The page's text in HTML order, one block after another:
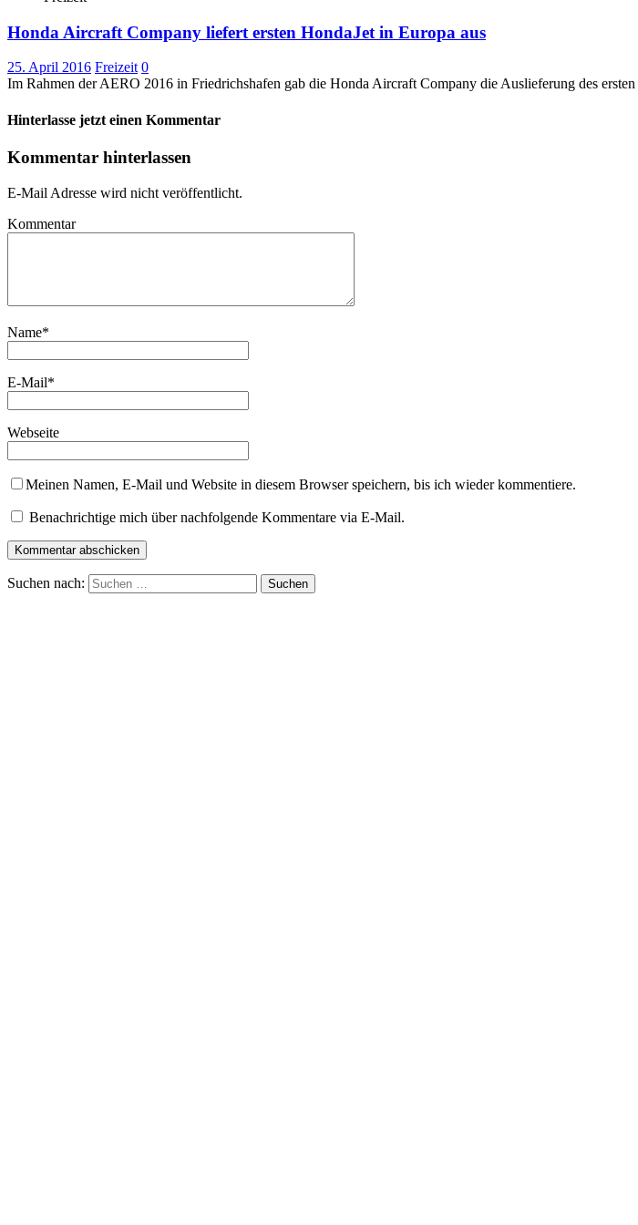
Honda Aircraft Company liefert ersten HondaJet in Europa aus
25. April 2016 Freizeit 0
Im Rahmen der AERO 2016 in Friedrichshafen gab die Honda Aircraft Company die Auslieferung des
Hinterlasse jetzt einen Kommentar
Kommentar hinterlassen
E-Mail Adresse wird nicht veröffentlicht.
Kommentar
Name*
E-Mail*
Webseite
Meinen Namen, E-Mail und Website in diesem Browser speichern, bis ich wieder kommentiere.
Benachrichtige mich über nachfolgende Kommentare via E-Mail.
Suchen nach: